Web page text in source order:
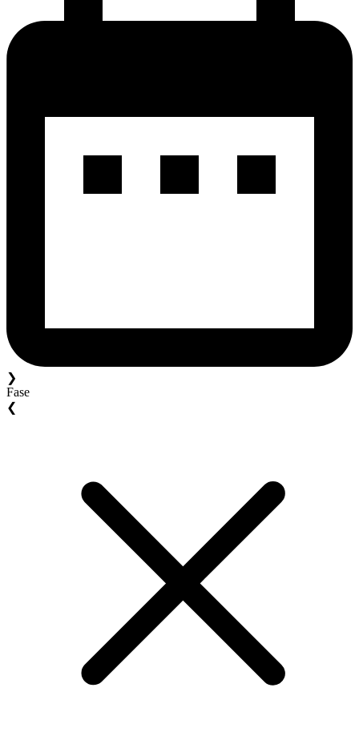
❯
Fase
❮